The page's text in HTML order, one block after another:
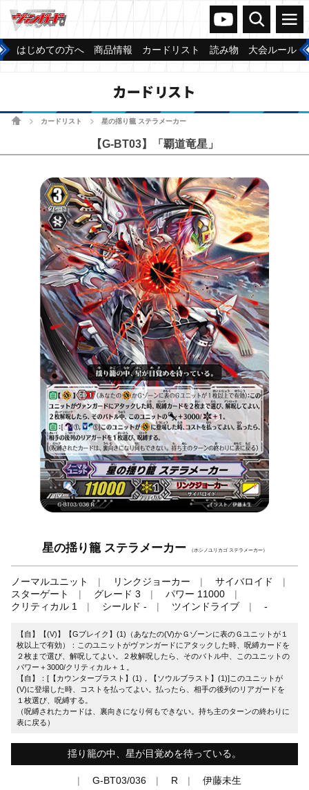
ヴァンガードch
検索 メニュー
はじめての方へ 商品情報 カードリスト 読み物 大会ルール
カードリスト
ホームカードリスト 星の揺り籠 ステラメーカー
【G-BT03】「覇道竜星」
星の揺り籠 ステラメーカー （ホシノユリカゴ ステラメーカー）
ノーマルユニット リンクジョーカー
サイバロイド
スターゲート
グレード 3
パワー 11000
クリティカル 1
シールド - ツインドライブ -
【自】【(V)】【Gブレイク】(1)（あなたの(V)かＧゾーンに表のＧユニットが１
枚以上で有効）：このユニットがヴァンガードにアタックした時、呪縛カードを
２枚まで選び、解呪してよい。２枚解呪したら、そのバトル中、このユニットの
パワー＋3000/クリティカル＋１。
【自】：[【カウンターブラスト】(1)，【ソウルブラスト】(1)]このユニットが
(V)に登場した時、コストを払ってよい。払ったら、相手の後列のリアガードを
１枚選び、呪縛する。
（呪縛されたカードは、裏向きになり何もできない。持ち主のターンの終わりに
表に戻る）
揺り籠の中、星が目覚めを待っている。
G-BT03/036 R 伊藤未生